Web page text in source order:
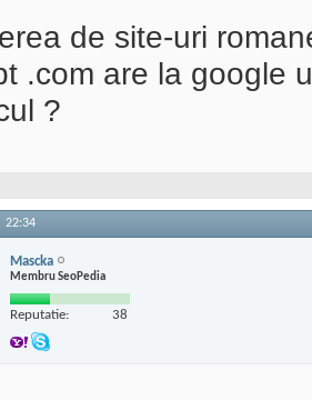
de site-uri
.com are la google
?
22:34
Mascka
Membru SeoPedia
Reputatie: 38